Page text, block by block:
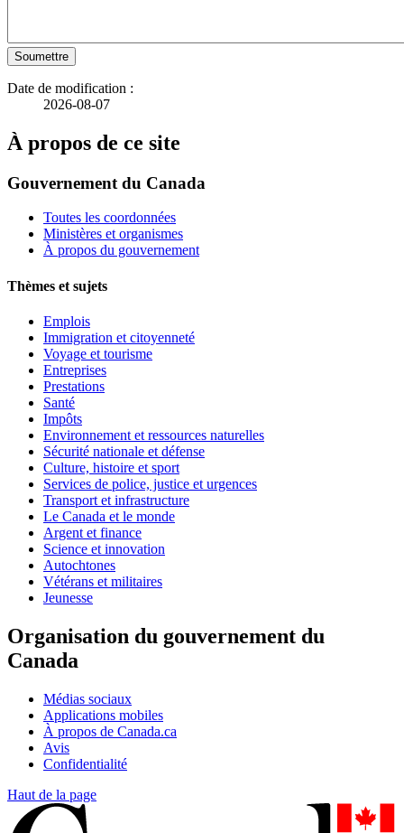
Soumettre
Date de modification :
2026-08-07
À propos de ce site
Gouvernement du Canada
Toutes les coordonnées
Ministères et organismes
À propos du gouvernement
Thèmes et sujets
Emplois
Immigration et citoyenneté
Voyage et tourisme
Entreprises
Prestations
Santé
Impôts
Environnement et ressources naturelles
Sécurité nationale et défense
Culture, histoire et sport
Services de police, justice et urgences
Transport et infrastructure
Le Canada et le monde
Argent et finance
Science et innovation
Autochtones
Vétérans et militaires
Jeunesse
Organisation du gouvernement du
Canada
Médias sociaux
Applications mobiles
À propos de Canada.ca
Avis
Confidentialité
Haut de la page